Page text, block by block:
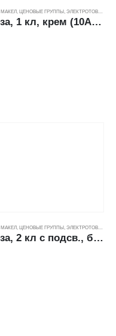
МАКЕЛ, ЦЕНОВЫЕ ГРУППЫ , ЭЛЕКТРОТОВАРЫ
Выключатель МАКЕЛ Мимоза, 1 кл, крем (10А/250В)
МАКЕЛ, ЦЕНОВЫЕ ГРУППЫ , ЭЛЕКТРОТОВАРЫ
Выключатель МАКЕЛ Мимоза, 2 кл с подсв., белый (10А/250В)